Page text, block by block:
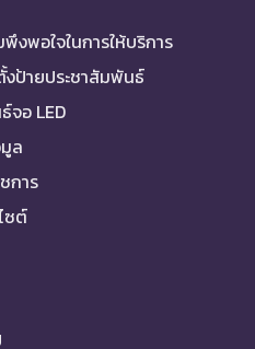
งพอใจในการให้บริการ
ป้ายประชาสัมพันธ์
จอ LED
ล
การ
ซต์